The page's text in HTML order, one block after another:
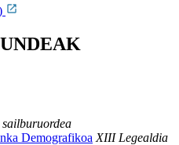
Demografikoa XIII Legealdia